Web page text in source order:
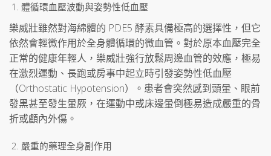
體循環血壓波動與姿勢性低血壓
樂威壯雖然對海綿體的 PDE5 酵素具備極高的選擇性，但它
依然會輕微作用於全身體循環的微血管。對於原本血壓完全
正常的健康年輕人，樂威壯強行放鬆周邊血管的效應，極易
在激烈運動、長跑或房事中起立時引發姿勢性低血壓
（Orthostatic Hypotension）。患者會突然感到頭暈、眼前
發黑甚至發生暈厥，在運動中或床邊暈倒極易造成嚴重的骨
折或顱內外傷。
嚴重的藥理全身副作用